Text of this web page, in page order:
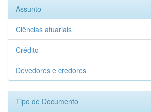
Assunto
Ciências atuariais
Crédito
Devedores e credores
Tipo de Documento